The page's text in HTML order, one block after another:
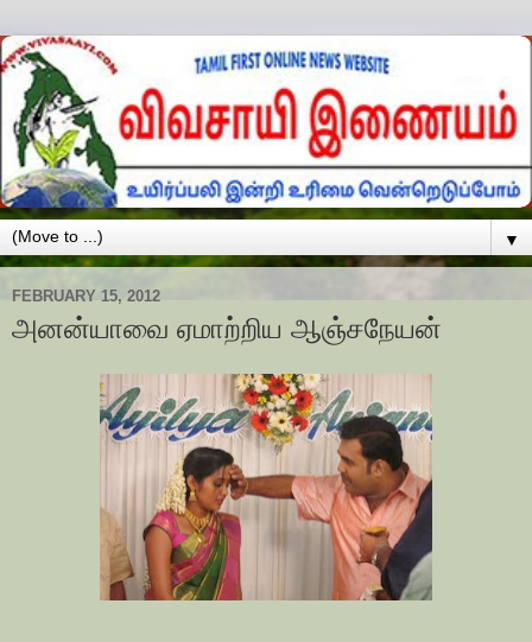
▼
FEBRUARY 15, 2012
அனன்யாவை ஏமாற்றிய ஆஞ்சநேயன்